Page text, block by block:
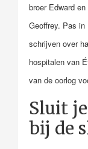
broer Edward
Geoffrey. Pas
schrijven over
hospitalen van
van de oorlog
Sluit
bij de